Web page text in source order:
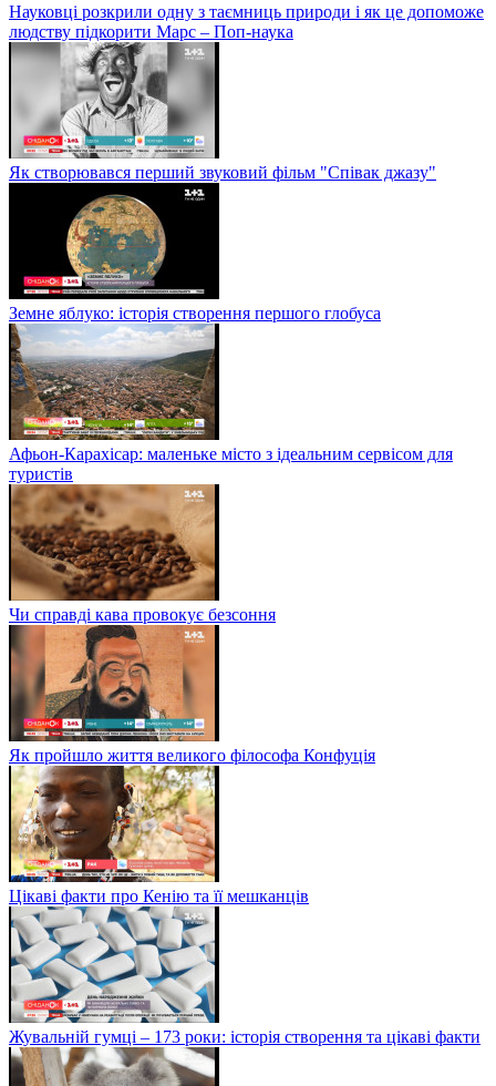
Науковці розкрили одну з таємниць природи і як це допоможе
людству підкорити Марс – Поп-наука
Як створювався перший звуковий фільм "Співак джазу"
Земне яблуко: історія створення першого глобуса
Афьон-Карахісар: маленьке місто з ідеальним сервісом для
туристів
Чи справді кава провокує безсоння
Як пройшло життя великого філософа Конфуція
Цікаві факти про Кенію та її мешканців
Жувальній гумці – 173 роки: історія створення та цікаві факти